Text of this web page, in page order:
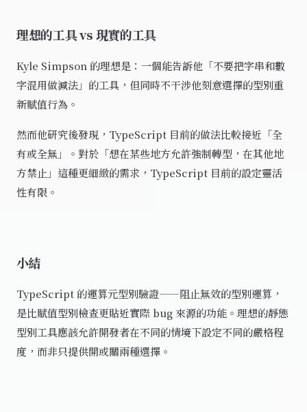
理想的工具 vs 現實的工具
Kyle Simpson 的理想是：一個能告訴他「不要把字串和數
字混用做減法」的工具，但同時不干涉他刻意選擇的型別重
新賦值行為。
然而他研究後發現，TypeScript 目前的做法比較接近「全
有或全無」。對於「想在某些地方允許強制轉型，在其他地
方禁止」這種更細緻的需求，TypeScript 目前的設定靈活
性有限。
小結
TypeScript 的運算元型別驗證——阻止無效的型別運算，
是比賦值型別檢查更貼近實際 bug 來源的功能。理想的靜態
型別工具應該允許開發者在不同的情境下設定不同的嚴格程
度，而非只提供開或關兩種選擇。